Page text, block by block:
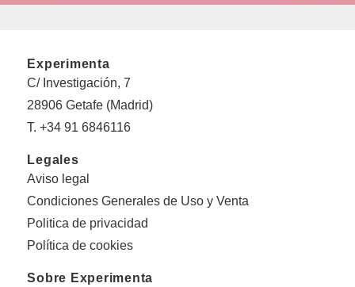
Experimenta
C/ Investigación, 7
28906 Getafe (Madrid)
T. +34 91 6846116
Legales
Aviso legal
Condiciones Generales de Uso y Venta
Politica de privacidad
Política de cookies
Sobre Experimenta